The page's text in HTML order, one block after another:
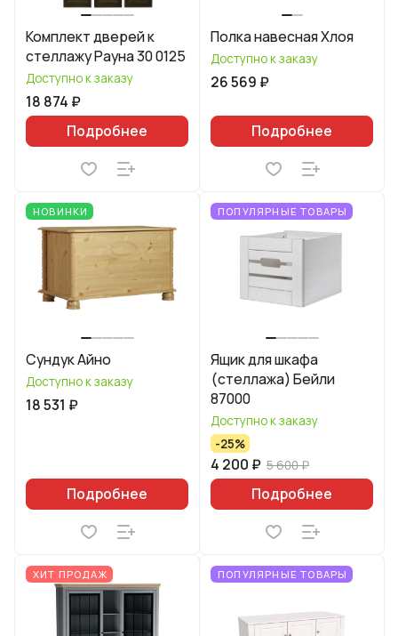
Комплект дверей к
стеллажу Рауна 30 0125
Доступно к заказу
18 874 ₽
Подробнее
Полка навесная Хлоя
Доступно к заказу
26 569 ₽
Подробнее
НОВИНКИ
Сундук Айно
Доступно к заказу
18 531 ₽
Подробнее
ПОПУЛЯРНЫЕ ТОВАРЫ
Ящик для шкафа
(стеллажа) Бейли
87000
Доступно к заказу
-25%
4 200 ₽ 5 600 ₽
Подробнее
ХИТ ПРОДАЖ ПОПУЛЯРНЫЕ ТОВАРЫ